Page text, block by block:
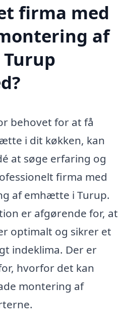
firma med
af
behovet for at få
i dit køkken, kan
at søge erfaring og
firma med
af emhætte i Turup.
er afgørende for, at
optimalt og sikrer et
indeklima. Der er
hvorfor det kan
montering af